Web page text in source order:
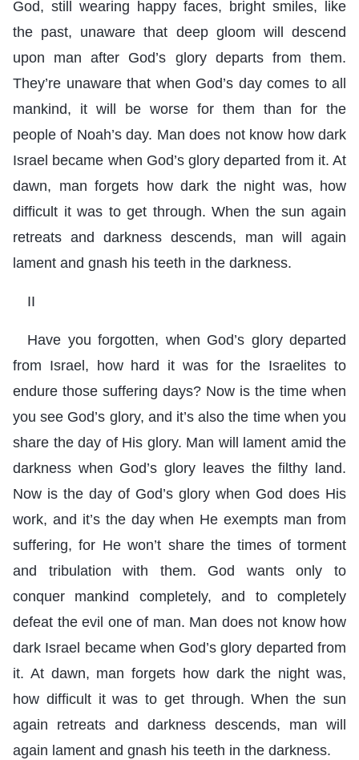
God, still wearing happy faces, bright smiles, like
the past, unaware that deep gloom will descend
upon man after God’s glory departs from them.
They’re unaware that when God’s day comes to all
mankind, it will be worse for them than for the
people of Noah’s day. Man does not know how dark
Israel became when God’s glory departed from it. At
dawn, man forgets how dark the night was, how
difficult it was to get through. When the sun again
retreats and darkness descends, man will again
lament and gnash his teeth in the darkness.
II
Have you forgotten, when God’s glory departed
from Israel, how hard it was for the Israelites to
endure those suffering days? Now is the time when
you see God’s glory, and it’s also the time when you
share the day of His glory. Man will lament amid the
darkness when God’s glory leaves the filthy land.
Now is the day of God’s glory when God does His
work, and it’s the day when He exempts man from
suffering, for He won’t share the times of torment
and tribulation with them. God wants only to
conquer mankind completely, and to completely
defeat the evil one of man. Man does not know how
dark Israel became when God’s glory departed from
it. At dawn, man forgets how dark the night was,
how difficult it was to get through. When the sun
again retreats and darkness descends, man will
again lament and gnash his teeth in the darkness.